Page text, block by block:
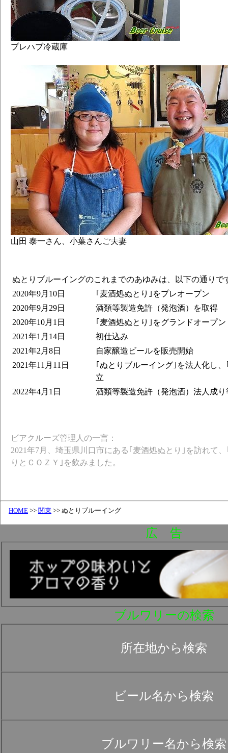
プレハブ冷蔵庫
山田 泰一さん、小葉さんご夫妻
ぬとりブルーイングのこれまでのあゆみは、以下の通りで
2020年9月10日
｢麦酒処ぬとり｣をプレオープン
2020年9月29日
酒類等製造免許（発泡酒）を取得
2020年10月1日
｢麦酒処ぬとり｣をグランドオープン
2021年1月14日
初仕込み
2021年2月8日
自家醸造ビールを販売開始
2021年11月11日
｢ぬとりブルーイング｣を法人化し
立
2022年4月1日
酒類等製造免許（発泡酒）法人成り
ビアクルーズ管理人の一言：
2021年7月、埼玉県川口市にある｢麦酒処ぬとり｣を訪れて
りとＣＯＺＹ｣を飲みました。
HOME >> 関東 >> ぬとりブルーイング